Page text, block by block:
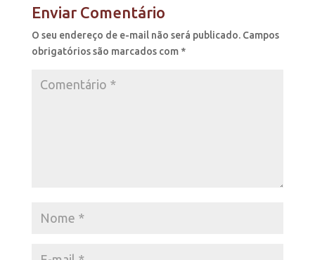
Enviar Comentário
O seu endereço de e-mail não será publicado. Campos
obrigatórios são marcados com *